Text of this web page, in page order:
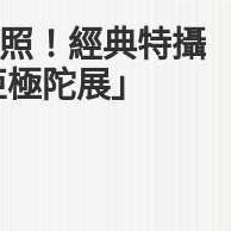
！經典特攝
陀展」